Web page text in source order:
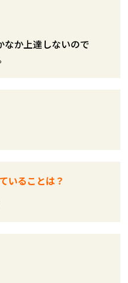
なか上達しないので
いることは？